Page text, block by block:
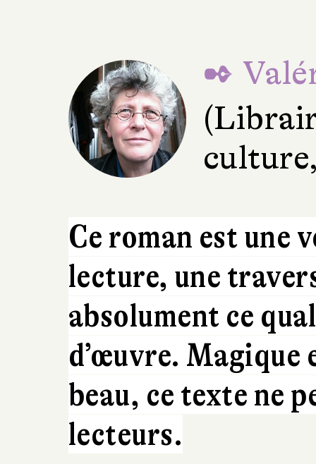
✒
Ce roman est une
lecture, une
absolument ce
d’œuvre. Magique
beau, ce texte ne
lecteurs.